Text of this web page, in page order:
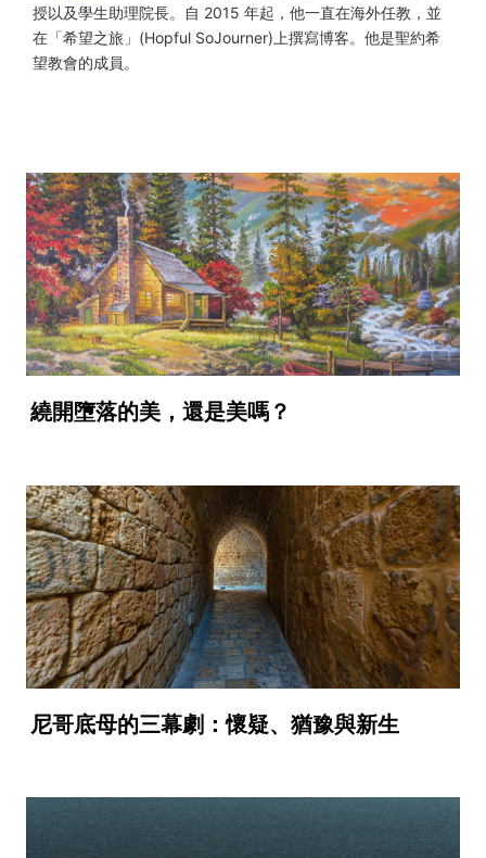
授以及學生助理院長。自 2015 年起，他一直在海外任教，並
在「希望之旅」(Hopful SoJourner)上撰寫博客。他是聖約希
望教會的成員。
繞開墮落的美，還是美嗎？
尼哥底母的三幕劇：懷疑、猶豫與新生